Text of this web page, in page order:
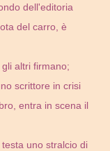
dell'editoria
del carro, è
altri firmano;
scrittore in crisi
entra in scena il
uno stralcio di